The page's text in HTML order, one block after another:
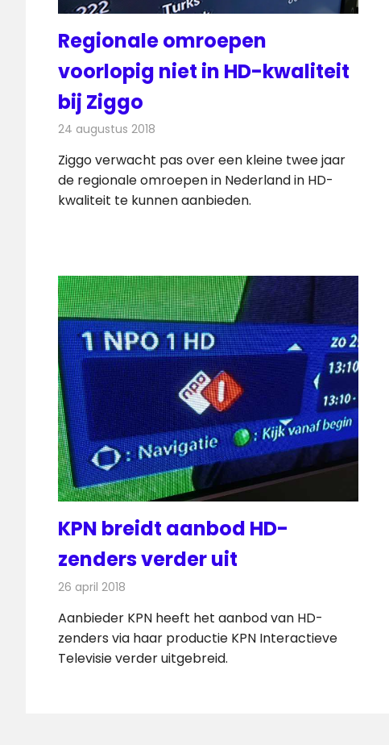
Regionale omroepen
voorlopig niet in HD-kwaliteit
bij Ziggo
24 augustus 2018
Ziggo verwacht pas over een kleine twee jaar
de regionale omroepen in Nederland in HD-
kwaliteit te kunnen aanbieden.
KPN breidt aanbod HD-
zenders verder uit
26 april 2018
Aanbieder KPN heeft het aanbod van HD-
zenders via haar productie KPN Interactieve
Televisie verder uitgebreid.